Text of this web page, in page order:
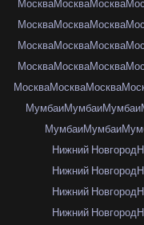
МоскваМоскваМосква
МоскваМоскваМосква
МоскваМоскваМосква
МоскваМоскваМосква
МоскваМоскваМосква
МумбаиМумбаиМумбаи
МумбаиМумбаи
Нижний Новгород
Нижний Новгород
Нижний Новгород
Нижний Новгород